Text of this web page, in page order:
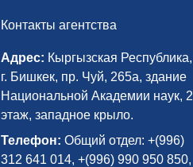
Контакты агентства
Адрес: Кыргызская Республика,
г. Бишкек, пр. Чуй, 265а, здание
Национальной Академии наук, 2
этаж, западное крыло.
Телефон: Общий отдел: +(996)
312 641 014, +(996) 990 950 850,